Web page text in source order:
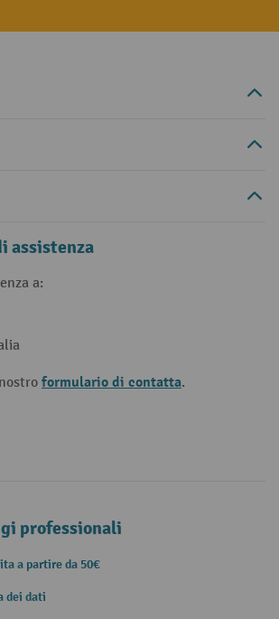
assistenza
a:
formulario di contatta.
professionali
a partire da 50€
dei dati